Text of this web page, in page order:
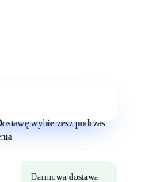
wybierzesz podczas
Darmowa dostawa